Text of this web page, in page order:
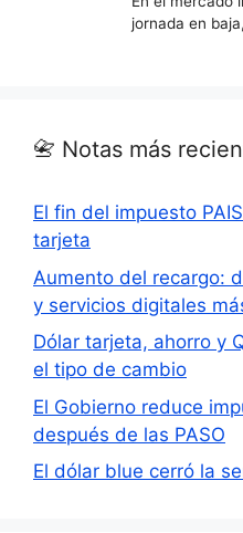
📇 Notas más
El fin del impuesto
tarjeta
Aumento del recargo:
y servicios digitales
Dólar tarjeta, ahorro y
el tipo de cambio
El Gobierno reduce
después de las PASO
El dólar blue cerró la